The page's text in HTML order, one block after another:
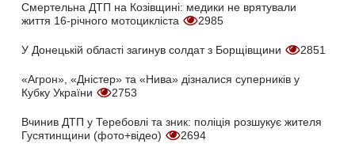
Смертельна ДТП на Козівщині: медики не врятували
життя 16-річного мотоцикліста
2985
У Донецькій області загинув солдат з Борщівщини 2851
«Агрон», «Дністер» та «Нива» дізналися суперників у
Кубку України
2753
Вчинив ДТП у Теребовлі та зник: поліція розшукує жителя
Гусятинщини (фото+відео)
2694